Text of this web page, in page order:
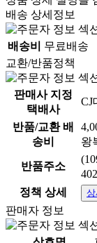
배송 상세정보
배송비
무료배송
교환/반품정책
판매사 지정
택배사
CJ
반품/교환 배
송비
왕
반품주소
정책 상세
상
판매자 정보